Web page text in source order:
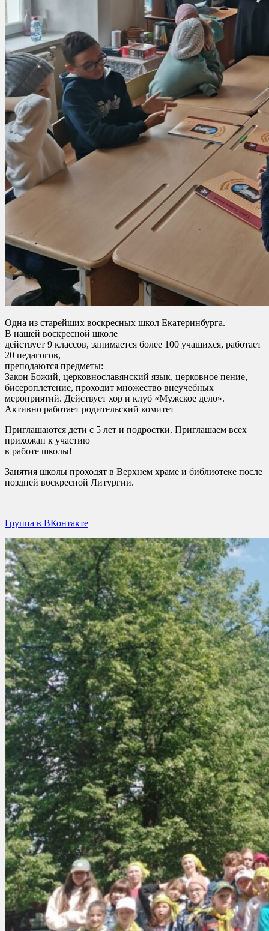
Одна из старейших воскресных школ Екатеринбурга.
В нашей воскресной школе
действует 9 классов, занимается более 100 учащихся, работает
20 педагогов,
преподаются предметы:
Закон Божий, церковнославянский язык, церковное пение,
бисероплетение, проходит множество внеучебных
мероприятий. Действует хор и клуб «Мужское дело».
Активно работает родительский комитет
Приглашаются дети с 5 лет и подростки. Приглашаем всех
прихожан к участию
в работе школы!
Занятия школы проходят в Верхнем храме и библиотеке после
поздней воскресной Литургии.
Группа в ВКонтакте